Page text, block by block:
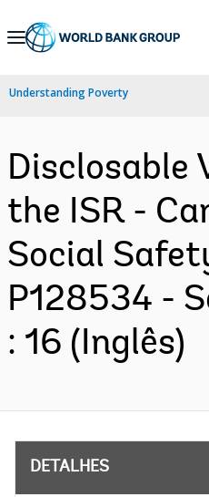
Skip
Navigation
Understanding Poverty
Disclosable
the ISR -
Social
P128534 -
: 16 (Inglês)
DETALHES